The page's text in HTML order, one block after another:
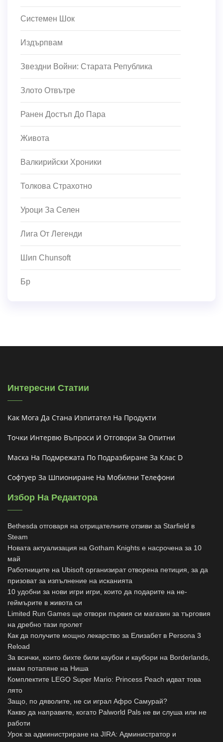
Системен Шок
Издърпвам
Звездни Войни: Старата Република
Злото Отвътре
Ранен Достъп До Пара
Живота
Валкирийски Хроники
Толкова Страхотно
Уроци За Селен
Лига От Легенди
Шип Chunsoft
Бр
Интересни Статии
Как Мога Да Стана Изпитател На Продукти
Точки Интервю Въпроси И Отговори За Опитни
Маска На Подмрежата По Подразбиране За Клас D
Софтуер За Шпиониране На Мобилни Телефони
Избор На Редактора
Bethesda отговаря на отрицателните отзиви за Starfield в
Steam
Новата актуализация на Gotham Knights е насрочена за 10
май
Работниците на Ubisoft организират отворена петиция, за да
призоват за изпълнение на исканията
10 удобни за нови игри игри, които да подарите на не-
геймърите в живота си
Limited Run Games ще отвори първия си магазин за търговия
на дребно тази пролет
Как да получите мощно лекарство за Елизабет в Persona 3
Reload
За всички, които бихте били каубои и каубори на Borderlands,
имам потапяне на Ниша
Комплектите LEGO Super Mario: Princess Peach идват това
лято
Защо, по дяволите, не си играл Афро Самурай?
Какво да направите, когато Palworld Pals не ви слуша или не
работи
Урок за администриране на JIRA: Администратор и